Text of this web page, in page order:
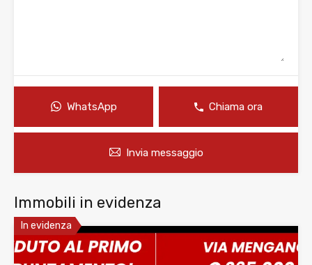
WhatsApp Chiama ora
Invia messaggio
Immobili in evidenza
In evidenza